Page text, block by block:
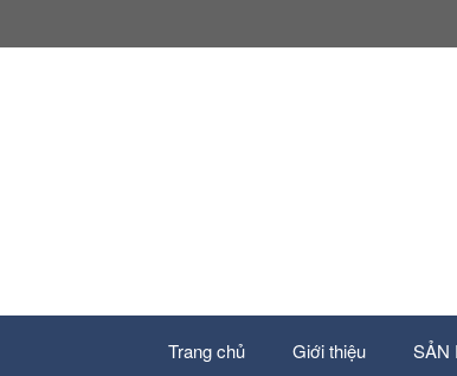
đến
Trang chủ Giới thiệu SẢN